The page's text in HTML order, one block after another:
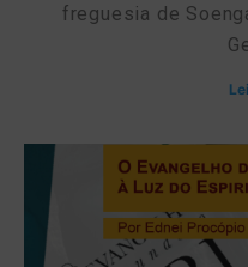
freguesia de